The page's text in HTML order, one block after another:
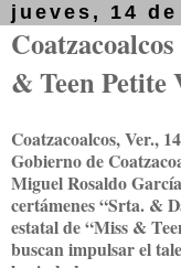
jueves, 14 de
& Teen Petite
Coatzacoalcos, Ver.,
Gobierno de
Miguel Rosaldo
certámenes “Srta. &
estatal de “Miss &
buscan impulsar el